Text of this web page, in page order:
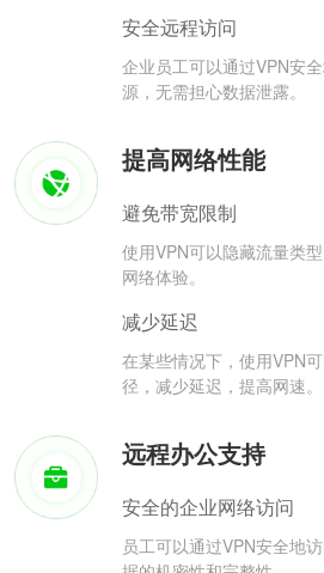
安全远程访问
企业员工可以通过VPN安
源，无需担心数据泄露。
提高网络性能
避免带宽限制
使用VPN可以隐藏流量类
网络体验。
减少延迟
在某些情况下，使用VPN
径，减少延迟，提高网速。
远程办公支持
安全的企业网络访问
员工可以通过VPN安全地